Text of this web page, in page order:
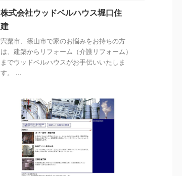
株式会社ウッドベルハウス堀口住
建
宍粟市、篠山市で家のお悩みをお持ちの方
は、建築からリフォーム（介護リフォーム）
までウッドベルハウスがお手伝いいたしま
す。 ...